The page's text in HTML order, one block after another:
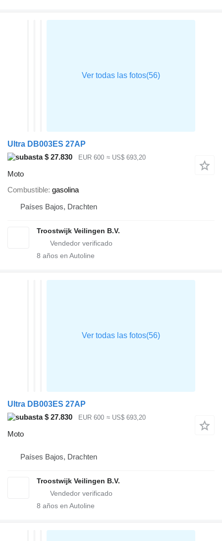
Ultra DB003ES 27AP
$ 27.830
EUR 600 ≈ US$ 693,20
Moto
Combustible gasolina
Países Bajos, Drachten
Troostwijk Veilingen B.V.
8 años en Autoline
Ultra DB003ES 27AP
$ 27.830
EUR 600 ≈ US$ 693,20
Moto
Países Bajos, Drachten
Troostwijk Veilingen B.V.
8 años en Autoline